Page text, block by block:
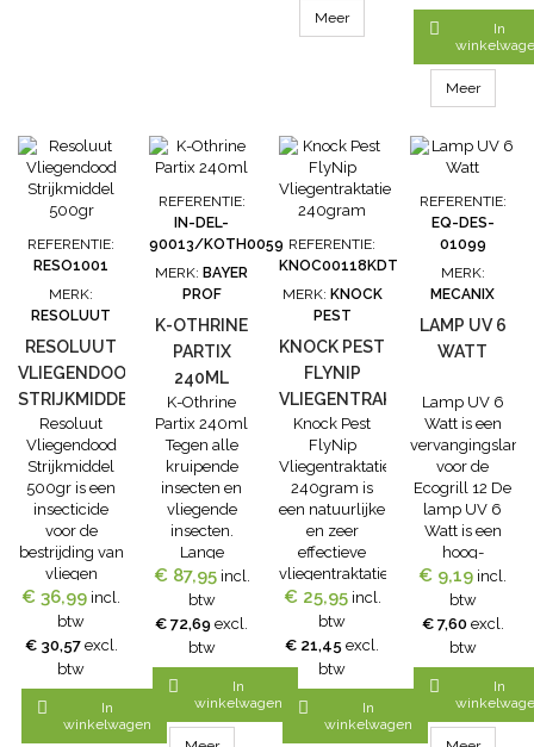
Meer
toe te passen
in industriële
gebouwen,
woningen;
publiek
gebouwen en
huisvesting
van
dieren.Resoluut
Vliegendood
toepassen op
kartonnen
platen.Door
het aanwezige

In
Meer
REFERENTIE:
RESO1001
MERK:
RESOLUUT
RESOLUUT
VLIEGENDOOD
STRIJKMIDDEL
500GR
Resoluut
Vliegendood
Strijkmiddel
500gr is een
insecticide
voor de
bestrijding van
vliegen
binnenshuis
en in
huisvesting
van
toe te passen
in industriële
€ 36,99 incl.
btw
€ 30,57 excl.
btw

In
winkelwagen
REFERENTIE:
IN-DEL-
90013/KOTH0059
MERK:BAYER
PROF
K-OTHRINE
PARTIX
240ML
K-Othrine
Partix 240ml
Tegen alle
kruipende
insecten en
vliegende
insecten.
Lange
nawerking tot
wel 12
weken.K-
Othrine®
krachtige
insecticide
gebaseerd op
€ 87,95 incl.
btw
€ 72,69 excl.
btw

In
winkelwagen
REFERENTIE:
KNOC00118KDT
MERK: KNOCK
PEST
KNOCK PEST
FLYNIP
VLIEGENTRAKTATIE
240GRAM
Knock Pest
FlyNip
Vliegentraktatie
240gram is
een natuurlijke
en zeer
effectieve
vliegentraktatie.
Vliegen zijn
veroorzakers
van irritaties
en stress bij
Een scala aan
producten is
€ 25,95 incl.
btw
€ 21,45 excl.
btw

In
winkelwagen
REFERENTIE:
EQ-DES-
01099
MERK:
MECANIX
LAMP UV 6
WATT
Lamp UV 6
Watt is een
voor de
Ecogrill 12 De
lamp UV 6
Watt is een
hoog-
rendement
UV-lamp.
€ 9,19 incl.
btw
€ 7,60 excl.
btw

In